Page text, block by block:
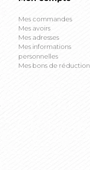
Mes commandes
Mes avoirs
Mes adresses
Mes informations
personnelles
Mes bons de réduction